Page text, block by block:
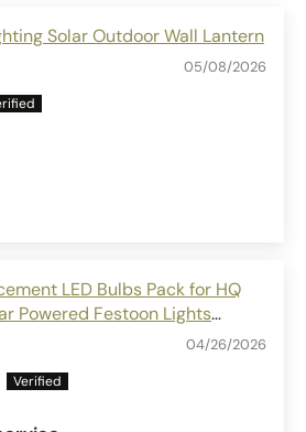
Solar Outdoor Wall Lantern
05/08/2026
LED Bulbs Pack for HQ
Powered Festoon Lights
04/26/2026